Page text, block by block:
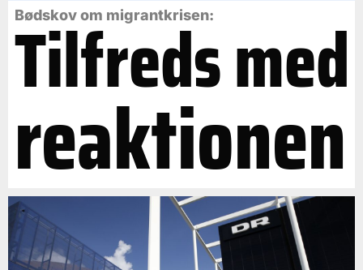
Bødskov om migrantkrisen:
Tilfreds med
reaktionen